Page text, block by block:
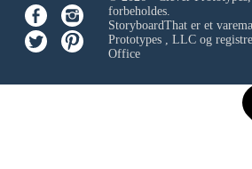
forbeholdes.
StoryboardThat er et
Prototypes , LLCog
Office